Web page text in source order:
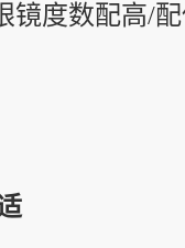
镜度数配高/